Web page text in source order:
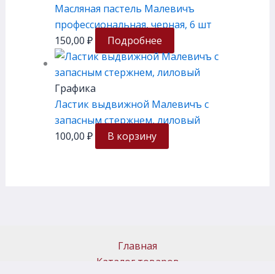
Масляная пастель Малевичъ
профессиональная, черная, 6 шт
150,00 ₽ Подробнее
Графика
Ластик выдвижной Малевичъ с
запасным стержнем, лиловый
100,00 ₽ В корзину
Главная
Каталог товаров